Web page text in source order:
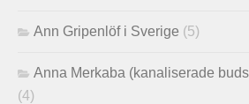
Ann Gripenlöf i Sverige (5)
Anna Merkaba (kanaliserade
(4)